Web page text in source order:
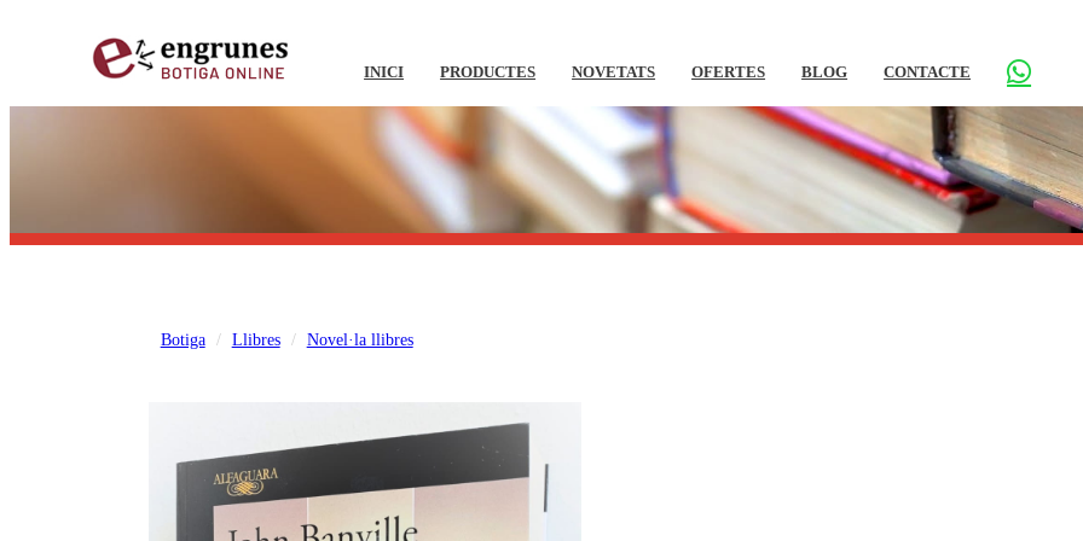
INICI PRODUCTES NOVETATS OFERTES BLOG CONTACTE
Botiga Llibres Novel·la llibres